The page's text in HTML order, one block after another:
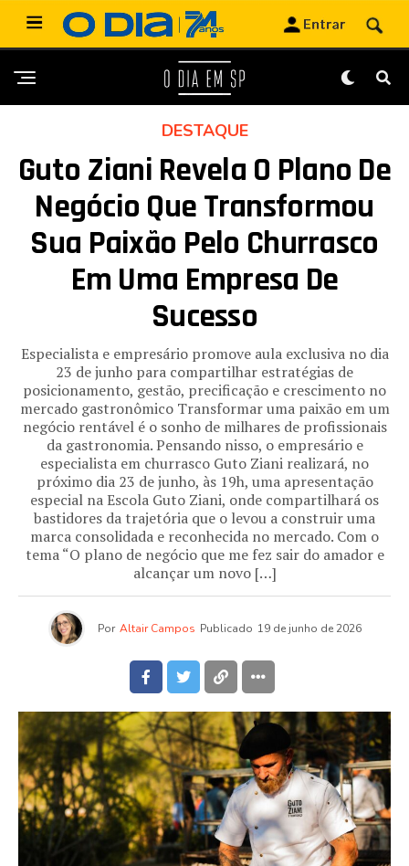
DESTAQUE
Guto Ziani Revela O Plano De
Negócio Que Transformou
Sua Paixão Pelo Churrasco
Em Uma Empresa De
Sucesso
Especialista e empresário promove aula exclusiva no dia
23 de junho para compartilhar estratégias de
posicionamento, gestão, precificação e crescimento no
mercado gastronômico Transformar uma paixão em um
negócio rentável é o sonho de milhares de profissionais
da gastronomia. Pensando nisso, o empresário e
especialista em churrasco Guto Ziani realizará, no
próximo dia 23 de junho, às 19h, uma apresentação
especial na Escola Guto Ziani, onde compartilhará os
bastidores da trajetória que o levou a construir uma
marca consolidada e reconhecida no mercado. Com o
tema “O plano de negócio que me fez sair do amador e
alcançar um novo […]
Por Altair Campos Publicado 19 de junho de 2026